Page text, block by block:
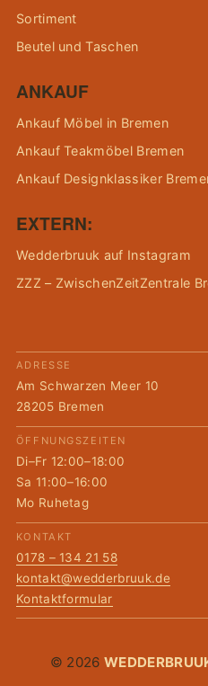
Sortiment
Beutel und Taschen
ANKAUF
Ankauf Möbel in Bremen
Ankauf Teakmöbel Bremen
Ankauf Designklassiker
EXTERN:
Wedderbruuk auf Instagram
ZZZ – ZwischenZeitZentrale
ADRESSE
Am Schwarzen Meer 10
28205 Bremen
ÖFFNUNGSZEITEN
Di–Fr 12:00–18:00
Sa 11:00–16:00
Mo Ruhetag
KONTAKT
0178 – 134 21 58
kontakt@wedderbruuk.de
Kontaktformular
© 2026